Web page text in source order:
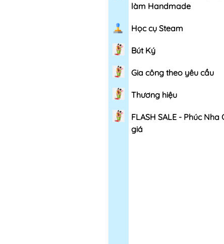
làm Handmade
Học cụ Steam
Bút Ký
Gia công theo yêu cầu
Thương hiệu
FLASH SALE - Phúc Nha
giá